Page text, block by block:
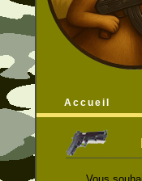
Accueil